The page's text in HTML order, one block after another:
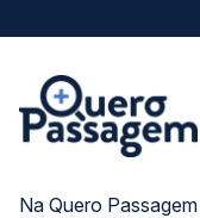
Na Quero